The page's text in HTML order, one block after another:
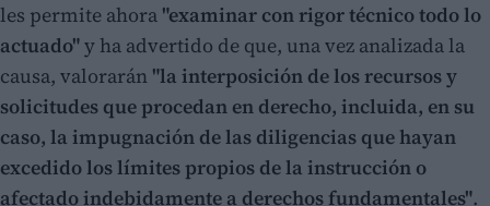
les permite ahora "examinar con rigor técnico todo lo
actuado"y ha advertido de que, una vez analizada la
causa, valorarán "la interposición de los recursos y
solicitudes que procedan en derecho, incluida, en su
caso, la impugnación de las diligencias que hayan
excedido los límites propios de la instrucción o
afectado indebidamente a derechos fundamentales".